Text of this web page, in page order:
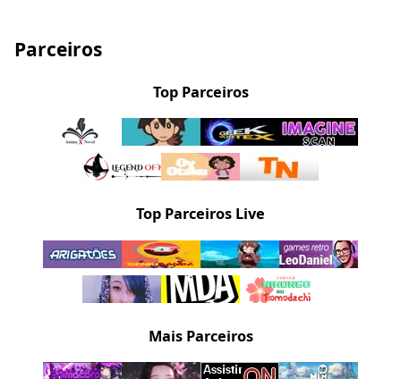
Parceiros
Top Parceiros
Top Parceiros Live
Mais Parceiros